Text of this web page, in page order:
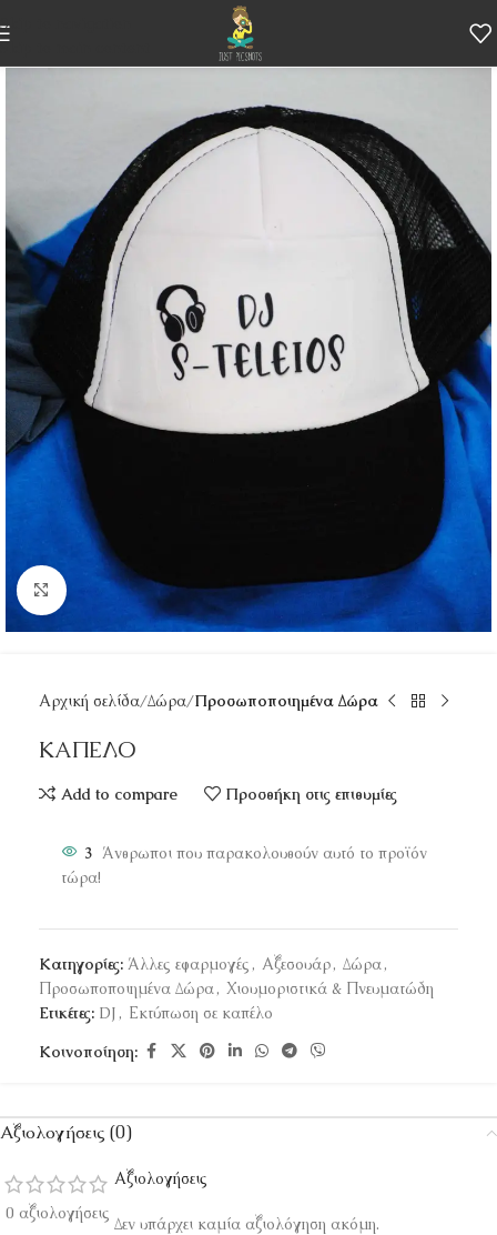
Skip to navigation
Skip to main content
Κάντε κλικ για μεγέθυνση
Αρχική σελίδα Δώρα Προσωποποιημένα Δώρα
ΚΑΠΕΛΟ
Add to compare Προσθήκη στις επιθυμίες
3 Άνθρωποι που παρακολουθούν αυτό το προϊόν
τώρα!
Κατηγορίες: Άλλες εφαρμογές , Αξεσουάρ, Δώρα,
Προσωποποιημένα Δώρα, Χιουμοριστικά & Πνευματώδη
Ετικέτες: DJ , Εκτύπωση σε καπέλο
Κοινοποίηση:
Αξιολογήσεις (0)
0 αξιολογήσεις
Αξιολογήσεις
Δεν υπάρχει καμία αξιολόγηση ακόμη.